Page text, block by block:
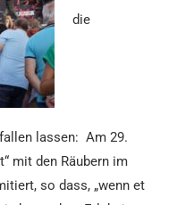
die
lassen: Am 29.
mit den Räubern im
so dass, „wenn et